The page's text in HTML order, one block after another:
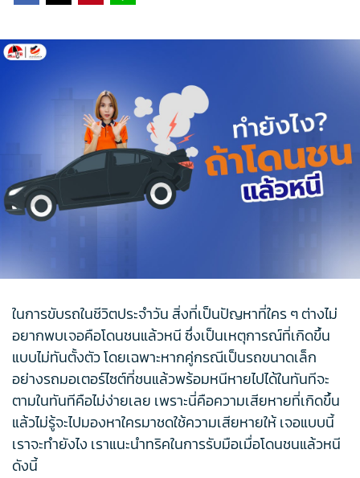
ในการขับรถในชีวิตประจำวัน สิ่งที่เป็นปัญหาที่ใคร ๆ ต่างไม่
อยากพบเจอคือโดนชนแล้วหนี ซึ่งเป็นเหตุการณ์ที่เกิดขึ้น
แบบไม่ทันตั้งตัว โดยเฉพาะหากคู่กรณีเป็นรถขนาดเล็ก
อย่างรถมอเตอร์ไซต์ที่ชนแล้วพร้อมหนีหายไปได้ในทันทีจะ
ตามในทันทีคือไม่ง่ายเลย เพราะนี่คือความเสียหายที่เกิดขึ้น
แล้วไม่รู้จะไปมองหาใครมาชดใช้ความเสียหายให้ เจอแบบนี้
เราจะทำยังไง เราแนะนำทริคในการรับมือเมื่อโดนชนแล้วหนี
ดังนี้